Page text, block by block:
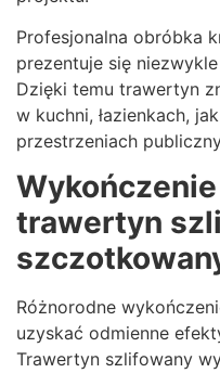
Profesjonalna obróbka
prezentuje się
Dzięki temu trawertyn
w kuchni, łazienkach,
przestrzeniach
trawertyn
Różnorodne
uzyskać odmienne
Trawertyn szlifowany